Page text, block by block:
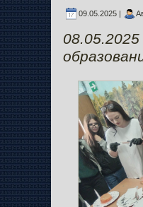
09.05.2025 |